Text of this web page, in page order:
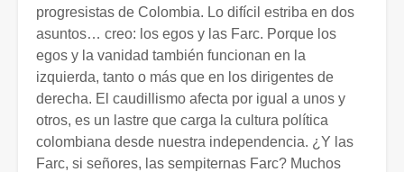
progresistas de Colombia. Lo difícil estriba en dos
asuntos… creo: los egos y las Farc. Porque los
egos y la vanidad también funcionan en la
izquierda, tanto o más que en los dirigentes de
derecha. El caudillismo afecta por igual a unos y
otros, es un lastre que carga la cultura política
colombiana desde nuestra independencia. ¿Y las
Farc, si señores, las sempiternas Farc? Muchos